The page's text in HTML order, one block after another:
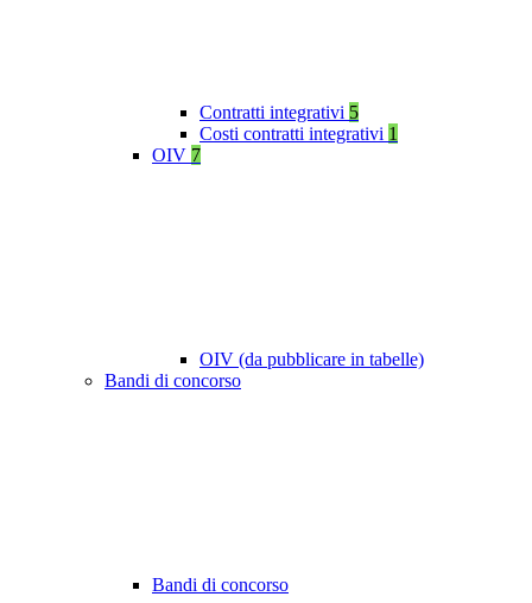
Contratti integrativi 5
Costi contratti integrativi 1
OIV 7
OIV (da pubblicare in tabelle)
Bandi di concorso
Bandi di concorso